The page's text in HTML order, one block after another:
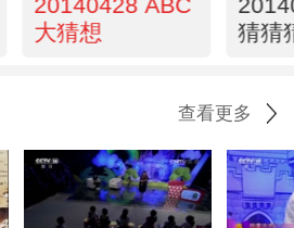
大猜想
猜猜
查看更多